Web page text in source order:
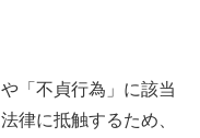
「不貞行為」に該当
律に抵触するため、